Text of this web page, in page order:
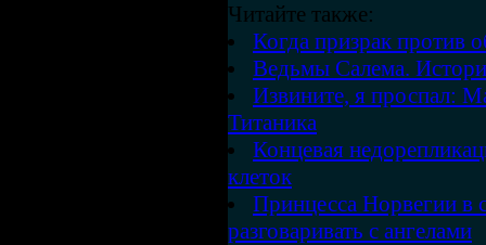
Читайте также:
Когда призрак против
Ведьмы Салема.
Извините, я проспал:
Титаника
Концевая
клеток
Принцесса Норвегии в
разговаривать с ангелами